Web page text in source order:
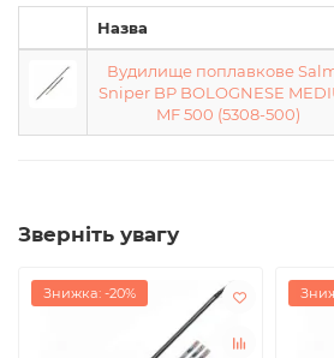
Назва
Вудилище поплавкове
Sniper BP BOLOGNESE
MF 500 (5308-500)
Зверніть увагу
Знижка: -20%